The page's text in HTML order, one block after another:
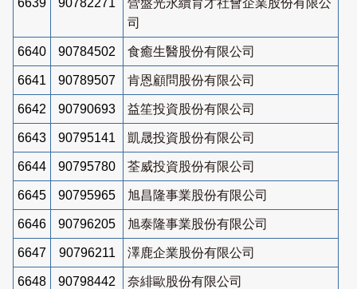
司
6640 90784502 食癒生醫股份有限公司
6641 90789507 肯恩顧問股份有限公司
6642 90790693 益笙投資股份有限公司
6643 90795141 凱晟投資股份有限公司
6644 90795780 荃威投資股份有限公司
6645 90795965 旭昌隆事業股份有限公司
6646 90796205 旭泰隆事業股份有限公司
6647 90796211 澤鹿企業股份有限公司
6648 90798442 奈緋歐股份有限公司